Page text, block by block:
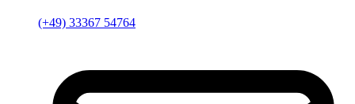
(+49) 33367 54764